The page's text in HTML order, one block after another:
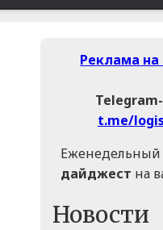
Реклама на
t.me/
Еженедельный
дайджест на
Новости